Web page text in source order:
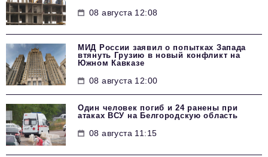
08 августа 12:08
МИД России заявил о попытках Запада
втянуть Грузию в новый конфликт на
Южном Кавказе
08 августа 12:00
Один человек погиб и 24 ранены при
атаках ВСУ на Белгородскую область
08 августа 11:15